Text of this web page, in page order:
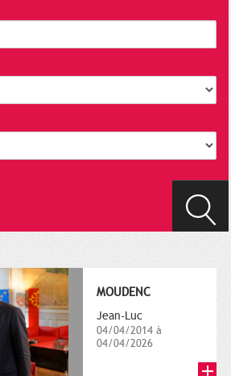
MOUDENC
Jean-Luc
04/04/2014 à
04/04/2026